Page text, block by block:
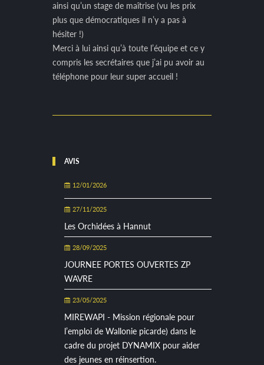
ainsi qu’un stage de maîtrise (vu les prix
plus que démocratiques il n’y a pas à
hésiter !)
Merci à lui ainsi qu’à toute l’équipe et ce y
compris les secrétaires que j’ai pu avoir au
téléphone pour leur super accueil !
AVIS
12/01/2026
27/11/2025
Les Orchidées à Hannut
28/09/2025
JOURNEE PORTES OUVERTES ZP
WAVRE
23/05/2025
MIREWAPI - Mission régionale pour
l’emploi de Wallonie picarde) dans le
cadre du projet DYNAMIX pour aider
des jeunes en réinsertion.